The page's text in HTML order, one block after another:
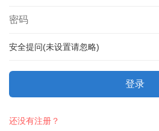
安全提问(未设置请忽略)
登录
还没有注册？